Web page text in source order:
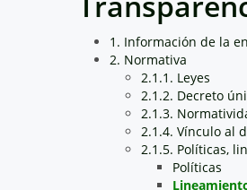
1. Información de la
2. Normativa
2.1.1. Leyes
2.1.2. Decreto
2.1.3.
2.1.4. Vínculo al
2.1.5. Políticas,
Políticas